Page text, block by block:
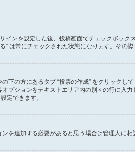
ンを設定した後、投稿画面でチェックボッ
” は常にチェックされた状態になります。その
下の方にあるタブ “投票の作成” をクリック
プションをテキストエリア内の別々の行に入
定できます。
を追加する必要があると思う場合は管理人に相